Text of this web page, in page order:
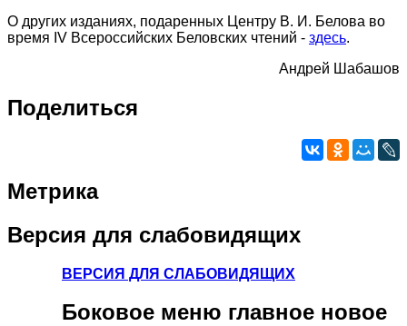
О других изданиях, подаренных Центру В. И. Белова во
время IV Всероссийских Беловских чтений - здесь.
Андрей Шабашов
Поделиться
Метрика
Версия для слабовидящих
ВЕРСИЯ ДЛЯ СЛАБОВИДЯЩИХ
Боковое меню главное новое